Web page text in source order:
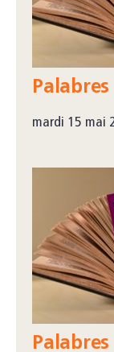
mardi 15 mai